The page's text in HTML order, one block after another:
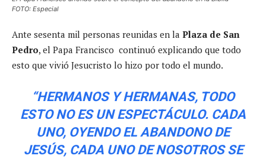
FOTO: Especial
Ante sesenta mil personas reunidas en la Plaza de San
Pedro, el Papa Francisco continuó explicando que todo
esto que vivió Jesucristo lo hizo por todo el mundo.
“HERMANOS Y HERMANAS, TODO
ESTO NO ES UN ESPECTÁCULO. CADA
UNO, OYENDO EL ABANDONO DE
JESÚS, CADA UNO DE NOSOTROS SE